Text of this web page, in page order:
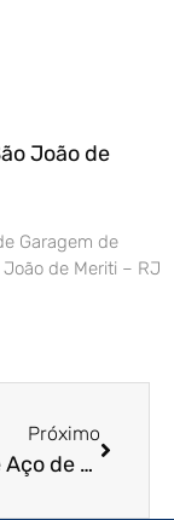
João de
Garagem de
de Meriti – RJ
Próximo
Portão de Aço de Enrolar em Mogi Guaçu – SP